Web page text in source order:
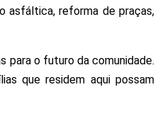
asfáltica, reforma de praças,
para o futuro da comunidade.
que residem aqui possam